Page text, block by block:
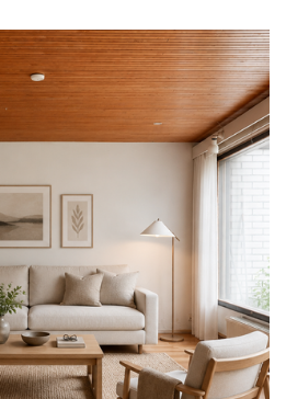
Hänellä on LKV-
syventää osaamistaan YKV-
saisivat aina
Mia tekee
ja tuo visuaalisen
puolet esiin.
tuntee Turun alueen
asiakkaitaan asiantuntevasti,
sydämellä.